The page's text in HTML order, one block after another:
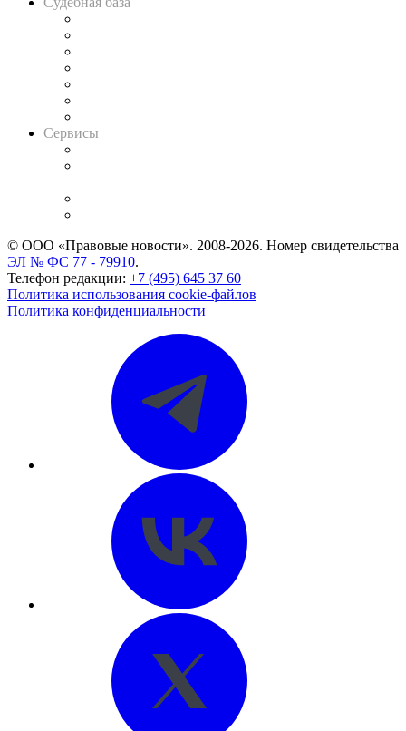
Сервисы
© ООО «Правовые новости». 2008-2026. Номер свидетельства
ЭЛ № ФС 77 - 79910.
Телефон редакции: +7 (495) 645 37 60
Политика использования cookie-файлов
Политика конфиденциальности